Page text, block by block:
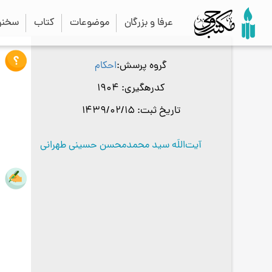
عرفا و بزرگان موضوعات کتاب
گروه پرسش احکام
کدرهگیری
تاریخ ثبت
آیت‌اللَه سید محمدمحسن حسینی طهرانی